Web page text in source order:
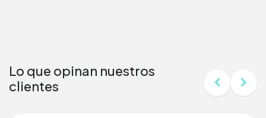
Lo que opinan nuestros
clientes